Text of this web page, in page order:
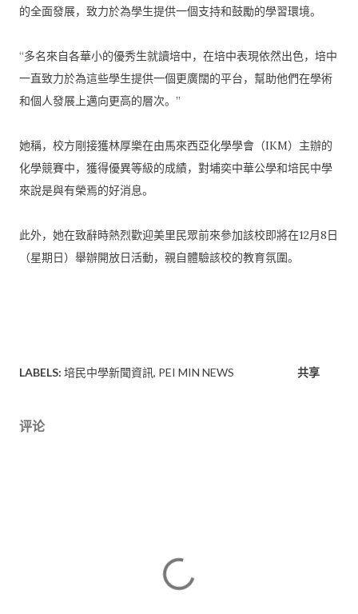
的全面發展， 致力於為學生提供一個支持和鼓勵的學習環境。
“多名來自各華小的優秀生就讀培中，在培中表現依然出色， 培中
一直致力於為這些學生提供一個更廣闊的平台， 幫助他們在學術
和個人發展上邁向更高的層次。”
她稱，校方剛接獲林厚樂在由馬來西亞化學學會（IKM） 主辦的
化學競賽中，獲得優異等級的成績， 對埔奕中華公學和培民中學
來說是與有榮焉的好消息。
此外， 她在致辭時熱烈歡迎美里民眾前來參加該校即將在12月8日
（星期日）舉辦開放日活動，親自體驗該校的教育氛圍。
LABELS: 培民中學新聞資訊 PEI MIN NEWS 共享
评论